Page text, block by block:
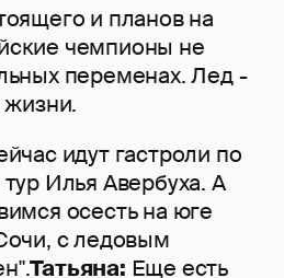
и планов на
чемпионы не
переменах. Лед -
жизни.
идут гастроли по
Илья Авербуха. А
осесть на юге
с ледовым
Татьяна: Еще есть